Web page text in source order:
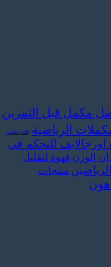
مكمل قبل التمرين
الرياضية باقة انقاص
اورجالايف للتحكم في
الوزن قهوة لتقليل
منتجات